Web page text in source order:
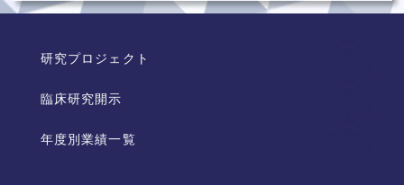
研究プロジェクト
臨床研究開示
年度別業績一覧